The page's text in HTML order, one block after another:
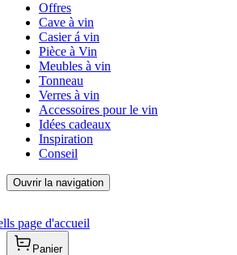
Offres
Cave à vin
Casier á vin
Pièce à Vin
Meubles à vin
Tonneau
Verres à vin
Accessoires pour le vin
Idées cadeaux
Inspiration
Conseil
Ouvrir la navigation
page d'accueil
Panier